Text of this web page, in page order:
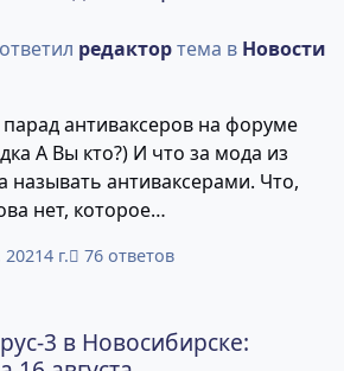
ответил редактортема в Новости
антиваксеров на форуме
из
антиваксерами. Что,
нет, которое
при, сразу анти?
4 г. 76 ответов
3 в Новосибирске: